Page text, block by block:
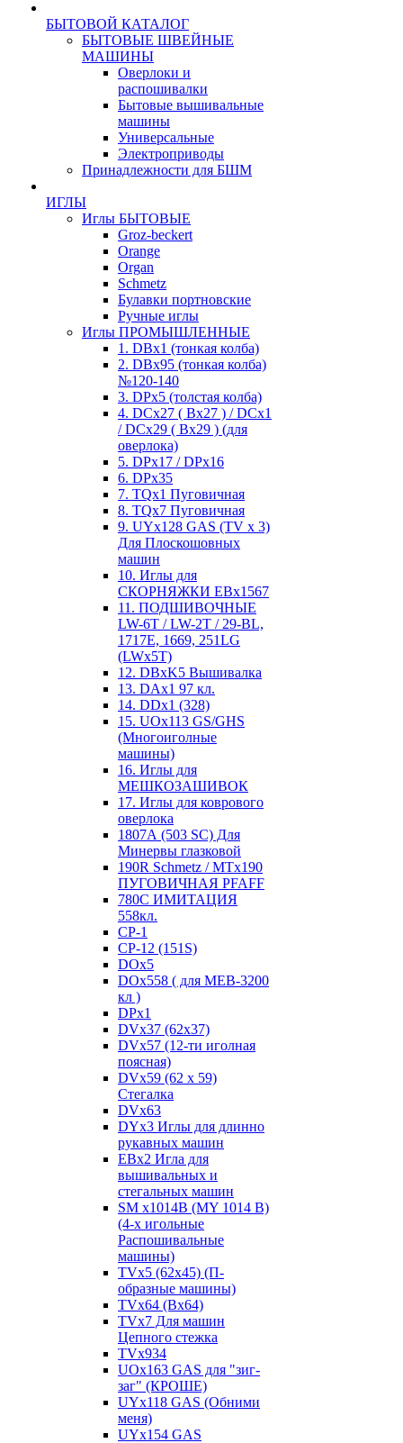
БЫТОВОЙ КАТАЛОГ
БЫТОВЫЕ ШВЕЙНЫЕ
МАШИНЫ
Оверлоки и
распошивалки
Бытовые вышивальные
машины
Универсальные
Электроприводы
Принадлежности для БШМ
ИГЛЫ
Иглы БЫТОВЫЕ
Groz-beckert
Orange
Organ
Schmetz
Булавки портновские
Ручные иглы
Иглы ПРОМЫШЛЕННЫЕ
1. DBx1 (тонкая колба)
2. DBx95 (тонкая колба)
№120-140
3. DPx5 (толстая колба)
4. DCx27 ( Bx27 ) / DCx1
/ DCx29 ( Bx29 ) (для
оверлока)
5. DPx17 / DPx16
6. DPx35
7. TQx1 Пуговичная
8. TQx7 Пуговичная
9. UYx128 GAS (TV x 3)
Для Плоскошовных
машин
10. Иглы для
СКОРНЯЖКИ EBx1567
11. ПОДШИВОЧНЫЕ
LW-6T / LW-2T / 29-BL,
1717E, 1669, 251LG
(LWx5T)
12. DBxK5 Вышивалка
13. DAx1 97 кл.
14. DDx1 (328)
15. UOx113 GS/GHS
(Многоиголные
машины)
16. Иглы для
МЕШКОЗАШИВОК
17. Иглы для коврового
оверлока
1807А (503 SC) Для
Минервы глазковой
190R Schmetz / MTx190
ПУГОВИЧНАЯ PFAFF
780С ИМИТАЦИЯ
558кл.
CP-1
CP-12 (151S)
DOx5
DOx558 ( для MEB-3200
кл )
DPx1
DVx37 (62x37)
DVx57 (12-ти иголная
поясная)
DVx59 (62 x 59)
Стегалка
DVx63
DYx3 Иглы для длинно
рукавных машин
EBx2 Игла для
вышивальных и
стегальных машин
SM x1014B (MY 1014 B)
(4-х игольные
Распошивальные
машины)
TVх5 (62х45) (П-
образные машины)
TVх64 (Вх64)
TVх7 Для машин
Цепного стежка
TVх934
UOx163 GAS для "зиг-
заг" (КРОШЕ)
UYx118 GAS (Обними
меня)
UYx154 GAS